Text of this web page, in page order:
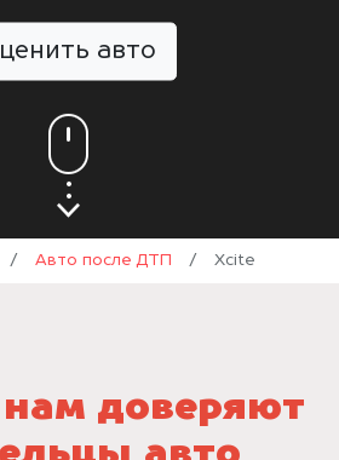
авто
/ Авто после ДТП / Xcite
доверяют